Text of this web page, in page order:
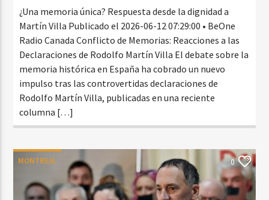
¿Una memoria única? Respuesta desde la dignidad a
Martín Villa Publicado el 2026-06-12 07:29:00 • BeOne
Radio Canada Conflicto de Memorias: Reacciones a las
Declaraciones de Rodolfo Martín Villa El debate sobre la
memoria histórica en España ha cobrado un nuevo
impulso tras las controvertidas declaraciones de
Rodolfo Martín Villa, publicadas en una reciente
columna […]
MONTREAL 0